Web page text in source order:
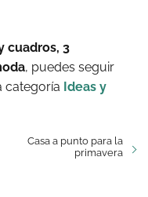
cuadros, 3
, puedes seguir
categoría Ideas y
Casa a punto para la
primavera